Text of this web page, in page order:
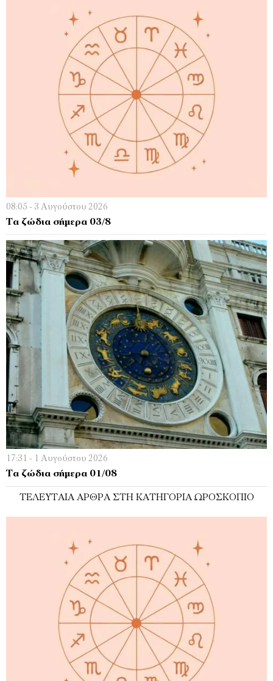
08:05 - 3 Αυγούστου 2026
Τα ζώδια σήμερα 03/8
17:31 - 1 Αυγούστου 2026
Τα ζώδια σήμερα 01/08
ΤΕΛΕΥΤΑΊΑ ΆΡΘΡΑ ΣΤΗ ΚΑΤΗΓΟΡΊΑ ΩΡΟΣΚΌΠΙΟ